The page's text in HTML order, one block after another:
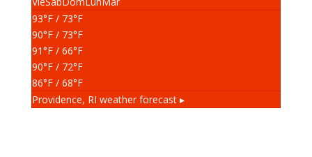
93°F/ 73°F
90°F/ 73°F
91°F/ 66°F
90°F/ 72°F
86°F/ 68°F
Providence, RI weather forecast ▸